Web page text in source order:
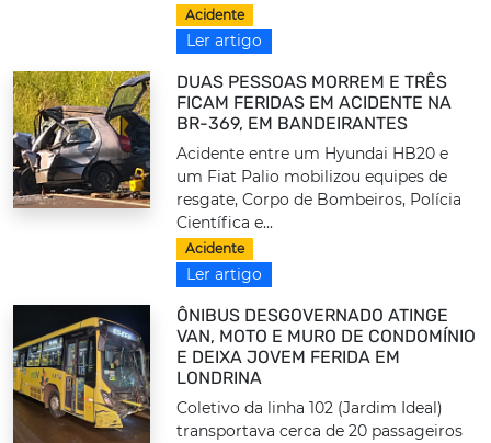
Acidente
Ler artigo
DUAS PESSOAS MORREM E TRÊS
FICAM FERIDAS EM ACIDENTE NA
BR-369, EM BANDEIRANTES
Acidente entre um Hyundai HB20 e
um Fiat Palio mobilizou equipes de
resgate, Corpo de Bombeiros, Polícia
Científica e...
Acidente
Ler artigo
ÔNIBUS DESGOVERNADO ATINGE
VAN, MOTO E MURO DE CONDOMÍNIO
E DEIXA JOVEM FERIDA EM
LONDRINA
Coletivo da linha 102 (Jardim Ideal)
transportava cerca de 20 passageiros